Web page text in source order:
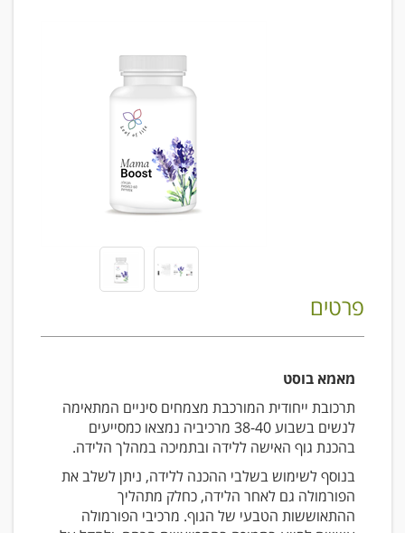
פרטים
מאמא בוסט
תרכובת ייחודית המורכבת מצמחים סיניים המתאימה
לנשים בשבוע 38-40 מרכיביה נמצאו כמסייעים
בהכנת גוף האישה ללידה ובתמיכה במהלך הלידה.
בנוסף לשימוש בשלבי ההכנה ללידה, ניתן לשלב את
הפורמולה גם לאחר הלידה, כחלק מתהליך
ההתאוששות הטבעי של הגוף. מרכיבי הפורמולה